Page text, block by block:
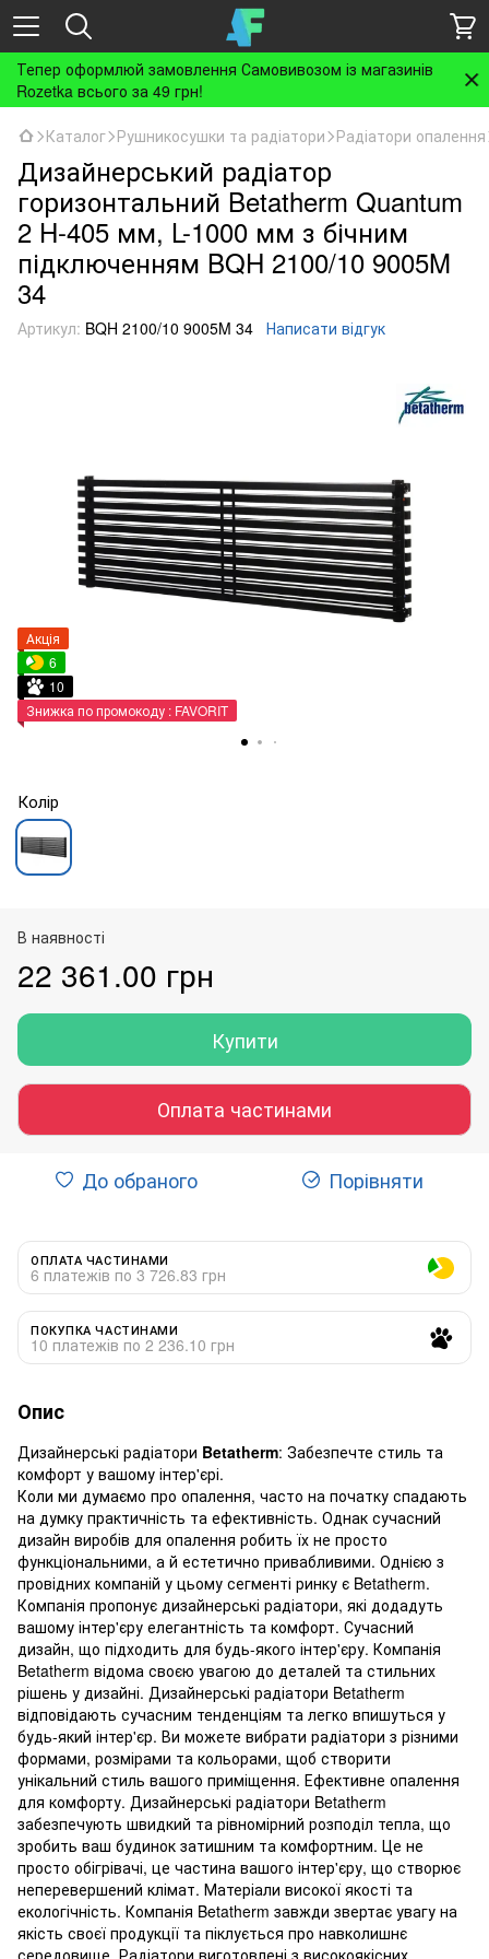
Тепер оформлюй замовлення Самовивозом із магазинів
Rozetka всього за 49 грн!
Каталог Рушникосушки та радіатори Радіатори опалення
Дизайнерський радіатор
горизонтальний Betatherm Quantum
2 H-405 мм, L-1000 мм з бічним
підключенням BQH 2100/10 9005M
34
Артикул: BQH 2100/10 9005M 34 Написати відгук
Акція
6
10
Знижка по промокоду : FAVORIT
Колір
В наявності
22 361.00 грн
Купити
Оплата частинами
До обраного Порівняти
ОПЛАТА ЧАСТИНАМИ
6 платежів по 3 726.83 грн
ПОКУПКА ЧАСТИНАМИ
10 платежів по 2 236.10 грн
Опис
Дизайнерські радіатори Betatherm: Забезпечте стиль та
комфорт у вашому інтер'єрі.
Коли ми думаємо про опалення, часто на початку спадають
на думку практичність та ефективність. Однак сучасний
дизайн виробів для опалення робить їх не просто
функціональними, а й естетично привабливими. Однією з
провідних компаній у цьому сегменті ринку є Betatherm.
Компанія пропонує дизайнерські радіатори, які додадуть
вашому інтер'єру елегантність та комфорт. Сучасний
дизайн, що підходить для будь-якого інтер'єру. Компанія
Betatherm відома своєю увагою до деталей та стильних
рішень у дизайні. Дизайнерські радіатори Betatherm
відповідають сучасним тенденціям та легко впишуться у
будь-який інтер'єр. Ви можете вибрати радіатори з різними
формами, розмірами та кольорами, щоб створити
унікальний стиль вашого приміщення. Ефективне опалення
для комфорту. Дизайнерські радіатори Betatherm
забезпечують швидкий та рівномірний розподіл тепла, що
зробить ваш будинок затишним та комфортним. Це не
просто обігрівачі, це частина вашого інтер'єру, що створює
неперевершений клімат. Матеріали високої якості та
екологічність. Компанія Betatherm завжди звертає увагу на
якість своєї продукції та піклується про навколишнє
середовище. Радіатори виготовлені з високоякісних